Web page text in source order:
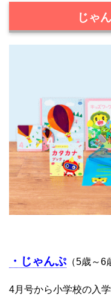
じゃ
・じゃんぷ（5歳～6
4月号から小学校の入